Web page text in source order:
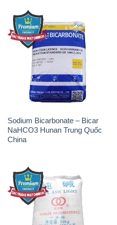
Sodium Bicarbonate – Bicar
NaHCO3 Hunan Trung Quốc
China